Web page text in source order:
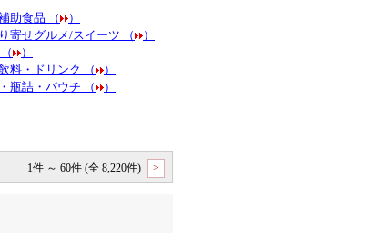
助食品 （
）
寄せグルメ/スイーツ （
）
）
料・ドリンク （
）
瓶詰・パウチ （ ）
1件 ～ 60件 (全 8,220件) >